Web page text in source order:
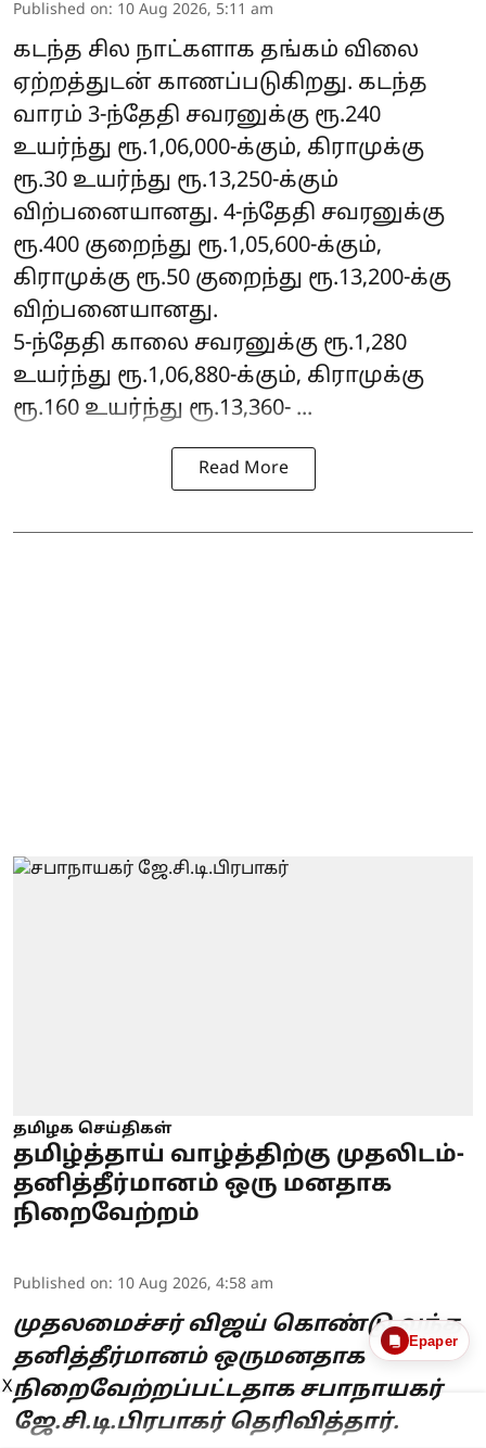
Published on: 10 Aug 2026, 5:11 am
கடந்த சில நாட்களாக தங்கம் விலை
ஏற்றத்துடன் காணப்படுகிறது. கடந்த
வாரம் 3-ந்தேதி சவரனுக்கு ரூ.240
உயர்ந்து ரூ.1,06,000-க்கும், கிராமுக்கு
ரூ.30 உயர்ந்து ரூ.13,250-க்கும்
விற்பனையானது. 4-ந்தேதி சவரனுக்கு
ரூ.400 குறைந்து ரூ.1,05,600-க்கும்,
கிராமுக்கு ரூ.50 குறைந்து ரூ.13,200-க்கு
விற்பனையானது.
5-ந்தேதி காலை சவரனுக்கு ரூ.1,280
உயர்ந்து ரூ.1,06,880-க்கும், கிராமுக்கு
ரூ.160 உயர்ந்து ரூ.13,360- ...
Read More
தமிழக செய்திகள்
தமிழ்த்தாய் வாழ்த்திற்கு முதலிடம்-
தனித்தீர்மானம் ஒரு மனதாக
நிறைவேற்றம்
Published on: 10 Aug 2026, 4:58 am
முதலமைச்சர் விஜய் கொண்டு வந்த
தனித்தீர்மானம் ஒருமனதாக
நிறைவேற்றப்பட்டதாக சபாநாயகர்
ஜே.சி.டி.பிரபாகர் தெரிவித்தார்.
Epaper
X